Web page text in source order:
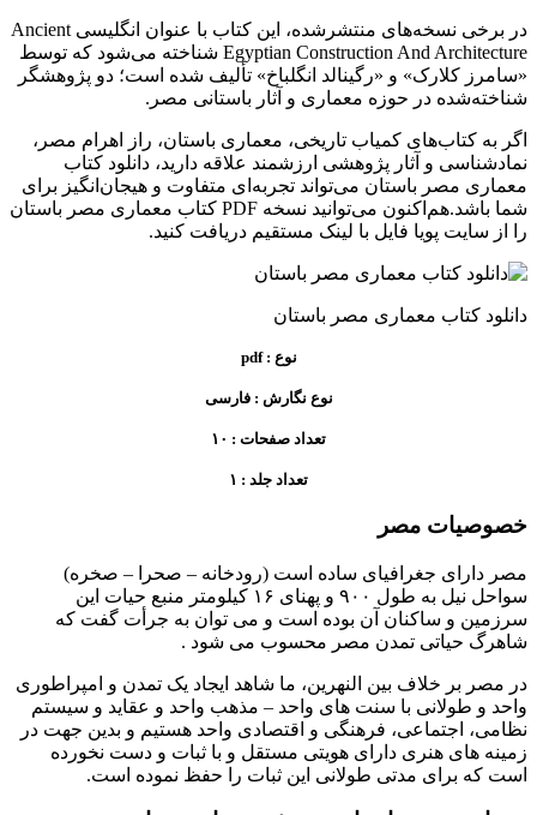
در برخی نسخه‌های منتشرشده، این کتاب با عنوان انگلیسی Ancient
Egyptian Construction And Architecture شناخته می‌شود که توسط
«سامرز کلارک» و «رگینالد انگلباخ» تألیف شده است؛ دو پژوهشگر
شناخته‌شده در حوزه معماری و آثار باستانی مصر.
اگر به کتاب‌های کمیاب تاریخی، معماری باستان، راز اهرام مصر،
نمادشناسی و آثار پژوهشی ارزشمند علاقه دارید، دانلود کتاب
معماری مصر باستان می‌تواند تجربه‌ای متفاوت و هیجان‌انگیز برای
شما باشد.هم‌اکنون می‌توانید نسخه PDF کتاب معماری مصر باستان
را از سایت پویا فایل با لینک مستقیم دریافت کنید.
دانلود کتاب معماری مصر باستان
نوع : pdf
نوع نگارش : فارسی
تعداد صفحات : ۱۰
تعداد جلد : ۱
خصوصیات مصر
مصر دارای جغرافیای ساده است (رودخانه – صحرا – صخره)
سواحل نیل به طول ۹۰۰ و پهنای ۱۶ کیلومتر منبع حیات این
سرزمین و ساکنان آن بوده است و می توان به جرأت گفت که
شاهرگ حیاتی تمدن مصر محسوب می شود .
در مصر بر خلاف بین النهرین، ما شاهد ایجاد یک تمدن و امپراطوری
واحد و طولانی با سنت های واحد – مذهب واحد و عقاید و سیستم
نظامی، اجتماعی، فرهنگی و اقتصادی واحد هستیم و بدین جهت در
زمینه های هنری دارای هویتی مستقل و با ثبات و دست نخورده
است که برای مدتی طولانی این ثبات را حفظ نموده است.